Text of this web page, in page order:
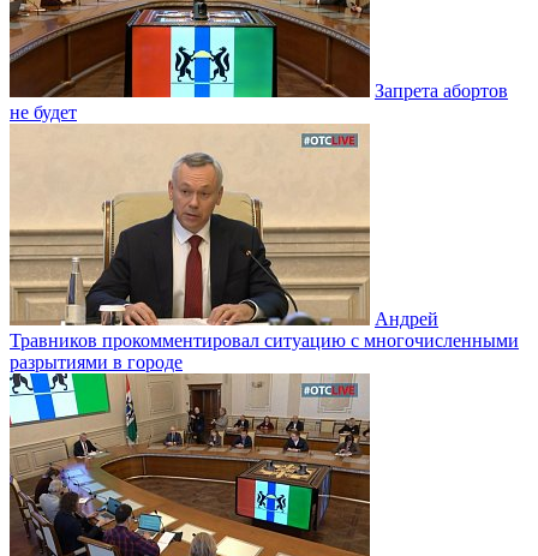
Запрета абортов
не будет
Андрей
Травников прокомментировал ситуацию с многочисленными
разрытиями в городе